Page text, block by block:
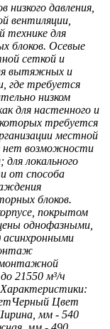
давления,
вентиляции,
технике для
блоков. Осевые
сеткой и
вытяжных и
где требуется
низком
для настенного и
требуется
местной
нет возможности
локального
от способа
блоков.
покрытом
однофазными,
монтажной
21550 м³/ч
Цвет
мм - 540